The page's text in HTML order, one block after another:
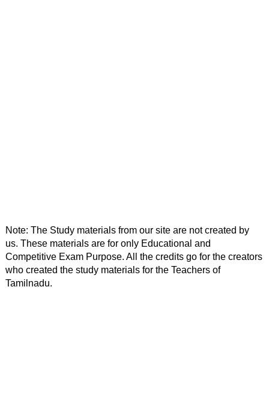
Note: The Study materials from our site are not created by
us. These materials are for only Educational and
Competitive Exam Purpose. All the credits go for the creators
who created the study materials for the Teachers of
Tamilnadu.